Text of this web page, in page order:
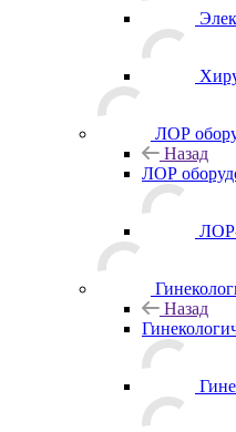
ЛОР
Назад
ЛОР
Назад